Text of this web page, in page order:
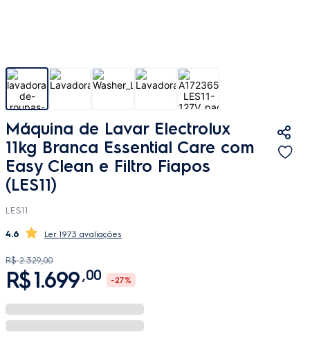
Máquina de Lavar Electrolux
11kg Branca Essential Care com
Easy Clean e Filtro Fiapos
(LES11)
LES11
4.6 1973 avaliações
R$ 2.329,00
R$1.699,00 -27%